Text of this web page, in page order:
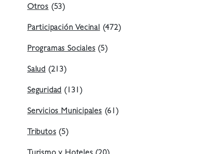
Otros (53)
Participación Vecinal (472)
Programas Sociales (5)
Salud (213)
Seguridad (131)
Servicios Municipales (61)
Tributos (5)